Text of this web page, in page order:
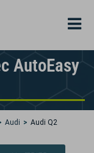
AutoEasy
Audi Audi Q2